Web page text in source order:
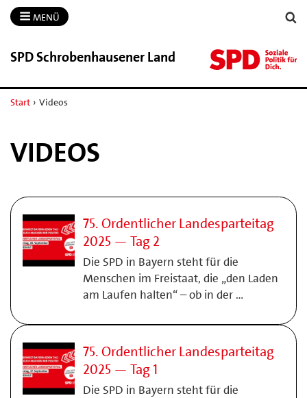
MENÜ
SPD Schrobenhausener Land
Start › Videos
VIDEOS
75. Ordentlicher Landesparteitag
2025 — Tag 2
Die SPD in Bayern steht für die
Menschen im Freistaat, die „den Laden
am Laufen halten“ – ob in der …
75. Ordentlicher Landesparteitag
2025 — Tag 1
Die SPD in Bayern steht für die